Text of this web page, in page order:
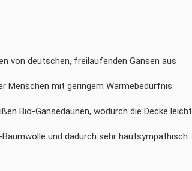
von deutschen, freilaufenden Gänsen aus
Men­schen mit ge­rin­gem Wär­me­be­dürf­nis.
Bio-Gänsedaunen, wo­durch die De­cke leicht
und da­durch sehr haut­sym­pa­thisch.